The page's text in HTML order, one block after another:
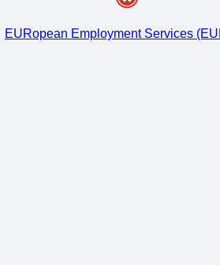
EURopean Employment Services